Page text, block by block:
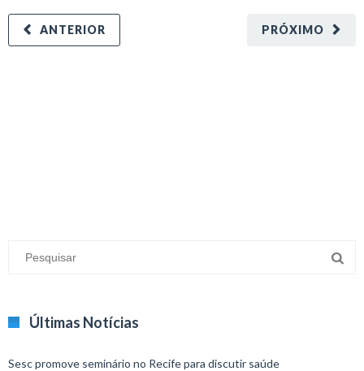
PRÓXIMO
ANTERIOR
Últimas Notícias
Sesc promove seminário no Recife para discutir saúde